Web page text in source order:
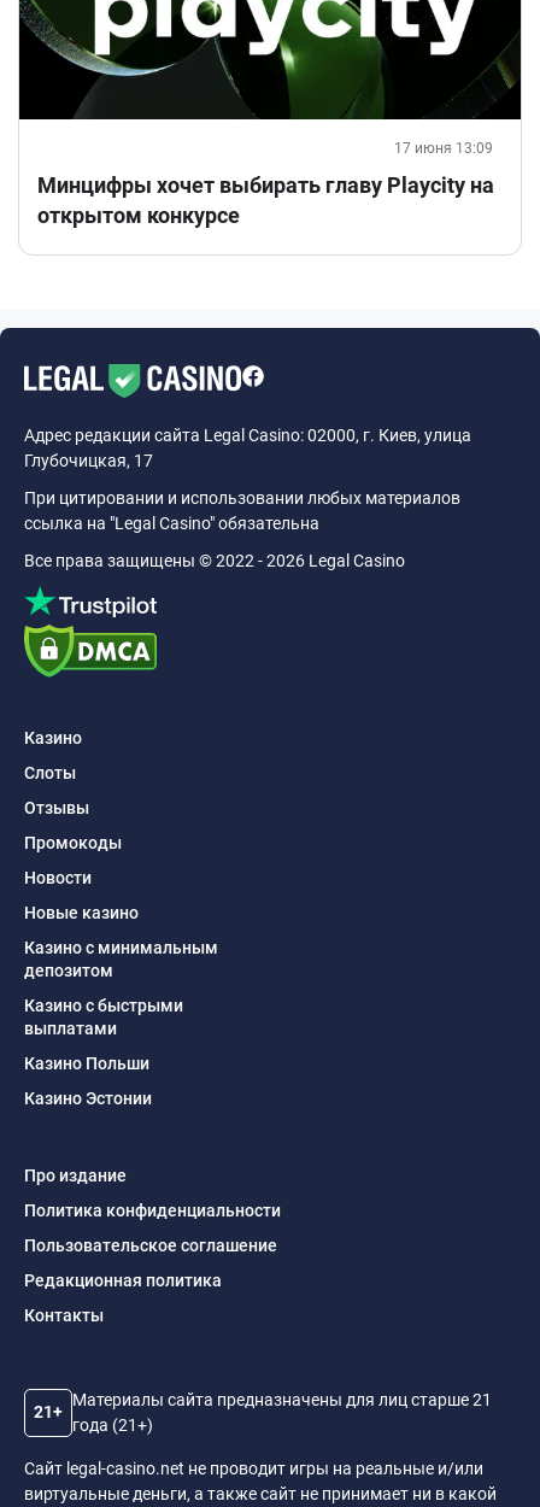
17 июня 13:09
Минцифры хочет выбирать главу Playcity на
открытом конкурсе
Адрес редакции сайта Legal Casino: 02000, г. Киев, улица
Глубочицкая, 17
При цитировании и использовании любых материалов
ссылка на "Legal Casino" обязательна
Все права защищены © 2022 - 2026 Legal Casino
Казино
Слоты
Отзывы
Промокоды
Новости
Новые казино
Казино с минимальным
депозитом
Казино с быстрыми
выплатами
Казино Польши
Казино Эстонии
Про издание
Политика конфиденциальности
Пользовательское соглашение
Редакционная политика
Контакты
21+
Материалы сайта предназначены для лиц старше 21
года (21+)
Сайт legal-casino.net не проводит игры на реальные и/или
виртуальные деньги, а также сайт не принимает ни в какой